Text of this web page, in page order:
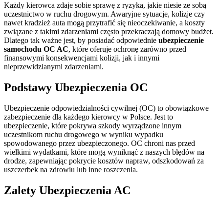
Każdy kierowca zdaje sobie sprawę z ryzyka, jakie niesie ze sobą
uczestnictwo w ruchu drogowym. Awaryjne sytuacje, kolizje czy
nawet kradzież auta mogą przytrafić się nieoczekiwanie, a koszty
związane z takimi zdarzeniami często przekraczają domowy budżet.
Dlatego tak ważne jest, by posiadać odpowiednie ubezpieczenie
samochodu OC AC, które oferuje ochronę zarówno przed
finansowymi konsekwencjami kolizji, jak i innymi
nieprzewidzianymi zdarzeniami.
Podstawy Ubezpieczenia OC
Ubezpieczenie odpowiedzialności cywilnej (OC) to obowiązkowe
zabezpieczenie dla każdego kierowcy w Polsce. Jest to
ubezpieczenie, które pokrywa szkody wyrządzone innym
uczestnikom ruchu drogowego w wyniku wypadku
spowodowanego przez ubezpieczonego. OC chroni nas przed
wielkimi wydatkami, które mogą wyniknąć z naszych błędów na
drodze, zapewniając pokrycie kosztów napraw, odszkodowań za
uszczerbek na zdrowiu lub inne roszczenia.
Zalety Ubezpieczenia AC